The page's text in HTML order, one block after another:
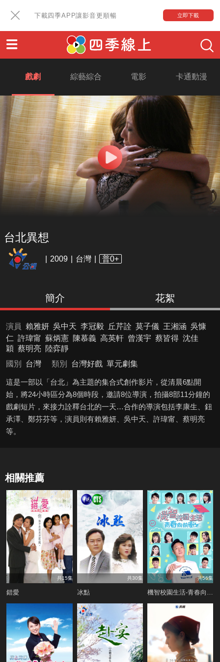
下載四季APP讓影音更順暢 立即下載
戲劇 綜藝綜合 電影 卡通動漫
台北異想
2009 台灣 普0+
簡介 花絮
演員 賴雅妍 吳中天 李冠毅 丘芹詮 莫子儀 王湘涵 吳慷
仁 許瑋甯 蘇炳憲 陳慕義 高英軒 曾漢宇 蔡皆得 沈佳
穎 蔡明亮 陸弈靜
國別
台灣 類別 台灣好戲 單元劇集
這是一部以「台北」為主題的集合式創作影片，從清晨6點開
始，將24小時區分為8個時段，邀請8位導演，拍攝8部11分鐘的
戲劇短片，來接力詮釋台北的一天…合作的導演包括李康生、鈕
承澤、鄭芬芬等，演員則有賴雅妍、吳中天、許瑋甯、蔡明亮
等。
相關推薦
共15集
錯愛
共30集
冰點
共56集
機智校園生活-青春向前衝